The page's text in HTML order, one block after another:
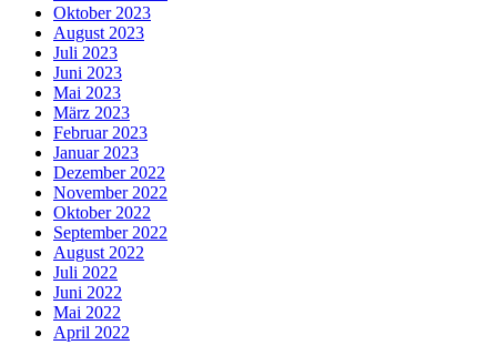
Oktober 2023
August 2023
Juli 2023
Juni 2023
Mai 2023
März 2023
Februar 2023
Januar 2023
Dezember 2022
November 2022
Oktober 2022
September 2022
August 2022
Juli 2022
Juni 2022
Mai 2022
April 2022